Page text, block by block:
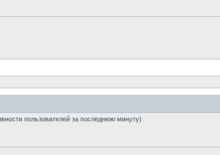
пользователей за последнюю минуту)